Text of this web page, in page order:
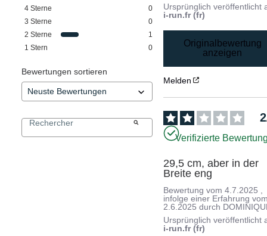
4 Sterne
0
3 Sterne
0
2 Sterne
1
1 Stern 0
Bewertungen sortieren
Ursprünglich veröffentlicht
i-run.fr (fr)
Originalbewertung
anzeigen
Melden
2
Verifizierte
29,5 cm, aber in der
Breite eng
Bewertung vom4.7.2025
infolge einer Erfahrung
2.6.2025 durch
Ursprünglich veröffentlicht
i-run.fr (fr)